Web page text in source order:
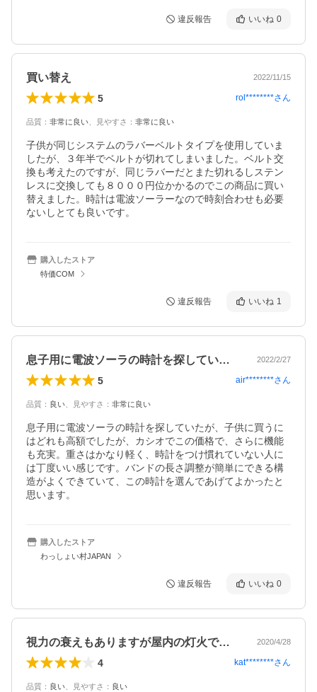
違反報告 いいね 0
買い替え 2022/11/15
5 rol********さん
品質 ： 非常に良い 見やすさ ： 非常に良い
子供が同じシステムのラバーベルトタイプを使用していま
したが、３年半でベルトが切れてしまいました。ベルト交
換も考えたのですが、同じラバーだとまた切れるしステン
レスに交換しても８０００円位かかるのでこの商品に買い
替えました。時計は電波ソーラーなので時刻合わせも必要
ないしとても良いです。
購入したストア
特価COM
違反報告 いいね 1
息子用に電波ソーラの時計を探していたが… 2022/2/27
5 air********さん
品質 ： 良い 見やすさ ： 非常に良い
息子用に電波ソーラの時計を探していたが、子供に買うに
はどれも高額でしたが、カシオでこの価格で、さらに機能
も充実。重さはかなり軽く、時計をつけ慣れていない人に
は丁度いい感じです。バンドの長さ調整が簡単にできる構
造がよくできていて、この時計を選んであげてよかったと
思います。
購入したストア
わっしょい村JAPAN
違反報告 いいね 0
視力の衰えもありますが屋内の灯火では少… 2020/4/28
4 kat********さん
品質 ： 良い 見やすさ ： 良い